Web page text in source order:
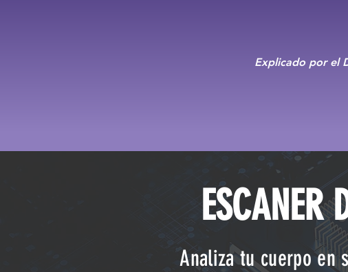
Explicado por el
Analiza tu cuerpo en